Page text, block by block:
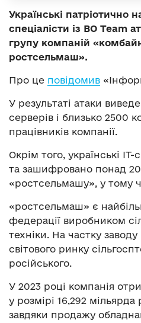
Українські патріотично
спеціалісти із BO Team
групу компаній
ростсельмаш».
Про це повідомив
У результаті атаки
серверів і близько 2500
працівників компанії.
Окрім того, українські
та зашифровано понад
«ростсельмашу», у тому
«ростсельмаш» є
федерації виробником
техніки. На частку
світового ринку
російського.
У 2023 році компанія
у розмірі 16,292 мільярда
завдяки продажу